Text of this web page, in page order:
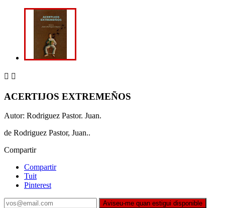
 
ACERTIJOS EXTREMEÑOS
Autor: Rodriguez Pastor. Juan.
de Rodriguez Pastor, Juan..
Compartir
Compartir
Tuit
Pinterest
Aviseu-me quan estigui disponible